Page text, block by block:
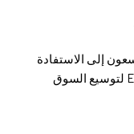
إلى الاستفادة
من الحضور العالمي لشركة Envision لتوسيع السوق